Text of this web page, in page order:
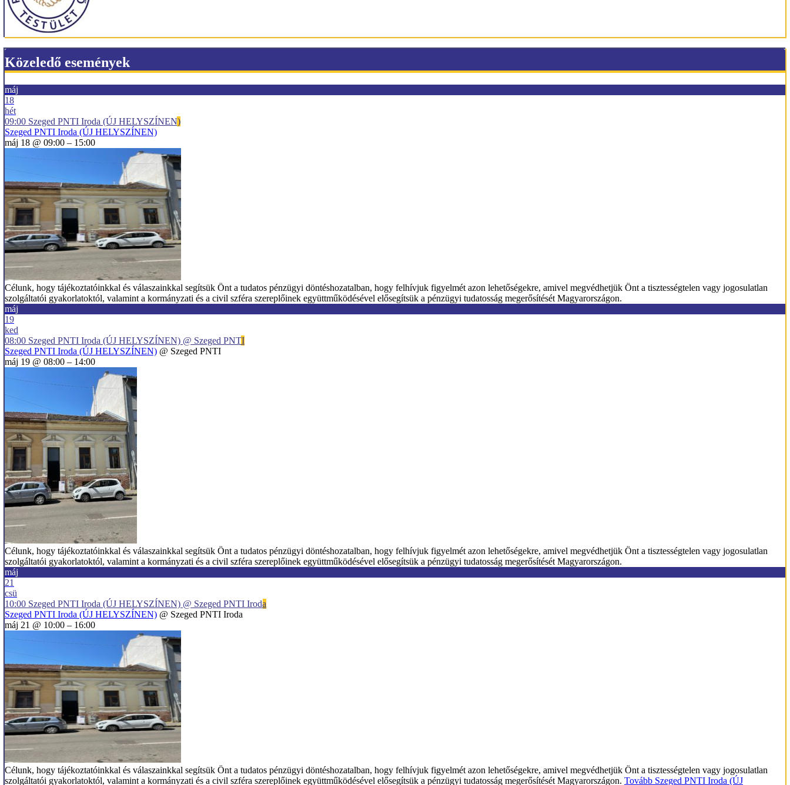
Közeledő események
máj
18
hét
09:00 Szeged PNTI Iroda (ÚJ HELYSZÍNEN)
Szeged PNTI Iroda (ÚJ HELYSZÍNEN)
máj 18 @ 09:00 – 15:00
Célunk, hogy tájékoztatóinkkal és válaszainkkal segítsük Önt a tudatos pénzügyi döntéshozatalban, hogy felhívjuk figyelmét azon lehetőségekre, amivel megvédhetjük Önt a tisztességtelen vagy jogosulatlan
szolgáltatói gyakorlatoktól, valamint a kormányzati és a civil szféra szereplőinek együttműködésével elősegítsük a pénzügyi tudatosság megerősítését Magyarországon.
máj
19
ked
08:00 Szeged PNTI Iroda (ÚJ HELYSZÍNEN) @ Szeged PNTI
Szeged PNTI Iroda (ÚJ HELYSZÍNEN) @ Szeged PNTI
máj 19 @ 08:00 – 14:00
Célunk, hogy tájékoztatóinkkal és válaszainkkal segítsük Önt a tudatos pénzügyi döntéshozatalban, hogy felhívjuk figyelmét azon lehetőségekre, amivel megvédhetjük Önt a tisztességtelen vagy jogosulatlan
szolgáltatói gyakorlatoktól, valamint a kormányzati és a civil szféra szereplőinek együttműködésével elősegítsük a pénzügyi tudatosság megerősítését Magyarországon.
máj
21
csü
10:00 Szeged PNTI Iroda (ÚJ HELYSZÍNEN) @ Szeged PNTI Iroda
Szeged PNTI Iroda (ÚJ HELYSZÍNEN) @ Szeged PNTI Iroda
máj 21 @ 10:00 – 16:00
Célunk, hogy tájékoztatóinkkal és válaszainkkal segítsük Önt a tudatos pénzügyi döntéshozatalban, hogy felhívjuk figyelmét azon lehetőségekre, amivel megvédhetjük Önt a tisztességtelen vagy jogosulatlan
szolgáltatói gyakorlatoktól, valamint a kormányzati és a civil szféra szereplőinek együttműködésével elősegítsük a pénzügyi tudatosság megerősítését Magyarországon. Tovább Szeged PNTI Iroda (ÚJ